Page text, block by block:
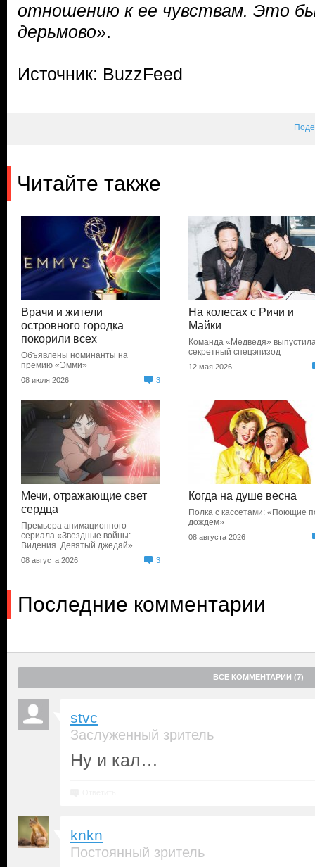
отношению к ее чувствам. Это
дерьмово».
Источник: BuzzFeed
Читайте также
Врачи и жители
островного городка
покорили всех
Объявлены номинанты на
премию «Эмми»
08 июля 2026 3
На колесах с Ричи и
Майки
Команда «Медведя»
секретный спецэпизод
12 мая 2026
Мечи, отражающие свет
сердца
Премьера анимационного
сериала «Звездные войны:
Видения. Девятый джедай»
08 августа 2026 3
Когда на душе весна
Полка с кассетами: «Поющие
дождем»
08 августа 2026
Последние комментарии
ВСЕ КОММЕНТАРИИ (7)
stvc
Заслуженный зритель
Ну и кал…
knkn
Постоянный зритель